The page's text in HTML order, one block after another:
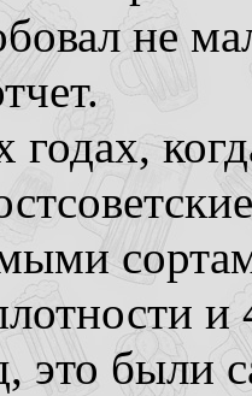
не
годах,
и
это были